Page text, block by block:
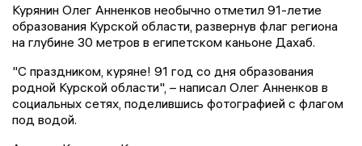
Курянин Олег Анненков необычно отметил 91-летие
образования Курской области, развернув флаг региона
на глубине 30 метров в египетском каньоне Дахаб.
"С праздником, куряне! 91 год со дня образования
родной Курской области", – написал Олег Анненков в
социальных сетях, поделившись фотографией с флагом
под водой.